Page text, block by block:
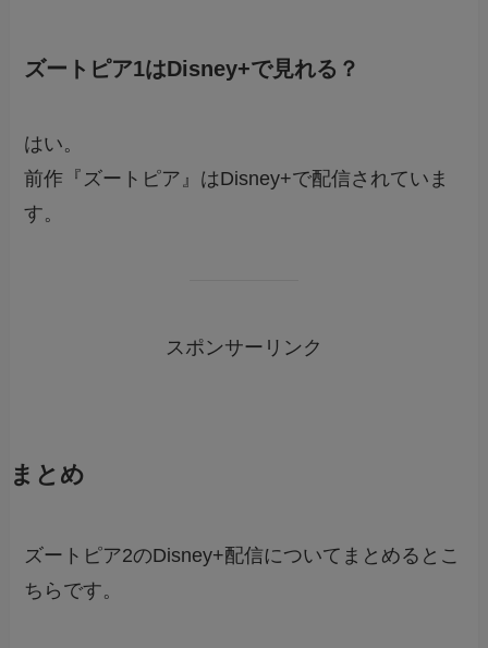
ズートピア1はDisney+で見れる？
はい。
前作『ズートピア』はDisney+で配信されていま
す。
スポンサーリンク
まとめ
ズートピア2のDisney+配信についてまとめるとこ
ちらです。